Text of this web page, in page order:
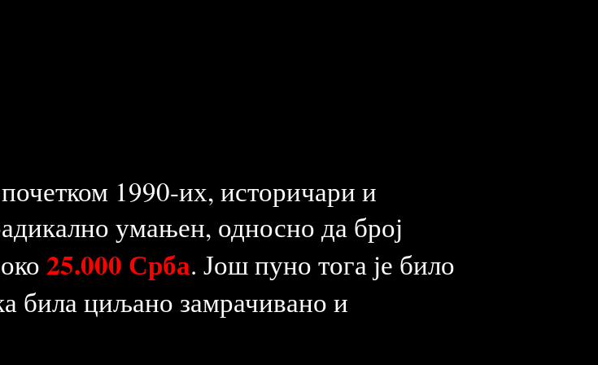
1990-их, историчари и
умањен, односно да број
25.000 Срба. Још пуно тога је било
била циљано замрачивано и